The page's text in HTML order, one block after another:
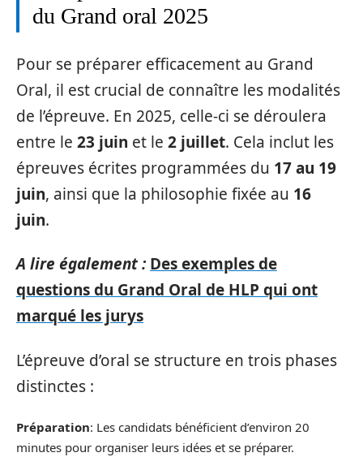
du Grand oral 2025
Pour se préparer efficacement au Grand
Oral, il est crucial de connaître les modalités
de l’épreuve. En 2025, celle-ci se déroulera
entre le 23 juin et le 2 juillet. Cela inclut les
épreuves écrites programmées du 17 au 19
juin, ainsi que la philosophie fixée au 16
juin.
A lire également : Des exemples de
questions du Grand Oral de HLP qui ont
marqué les jurys
L’épreuve d’oral se structure en trois phases
distinctes :
Préparation: Les candidats bénéficient d’environ 20
minutes pour organiser leurs idées et se préparer.